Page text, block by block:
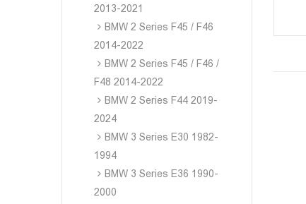
2013-2021
BMW 2 Series F45 / F46
2014-2022
BMW 2 Series F45 / F46 /
F48 2014-2022
BMW 2 Series F44 2019-
2024
BMW 3 Series E30 1982-
1994
BMW 3 Series E36 1990-
2000